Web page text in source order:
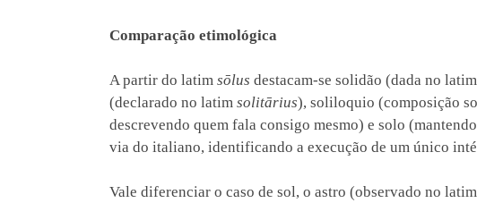
Comparação etimológica
A partir do latim sōlus destacam-se solidão (dada no latim
(declarado no latim solitārius), soliloquio (composição
descrevendo quem fala consigo mesmo) e solo
via do italiano, identificando a execução de um único
Vale diferenciar o caso de sol, o astro (observado no latim